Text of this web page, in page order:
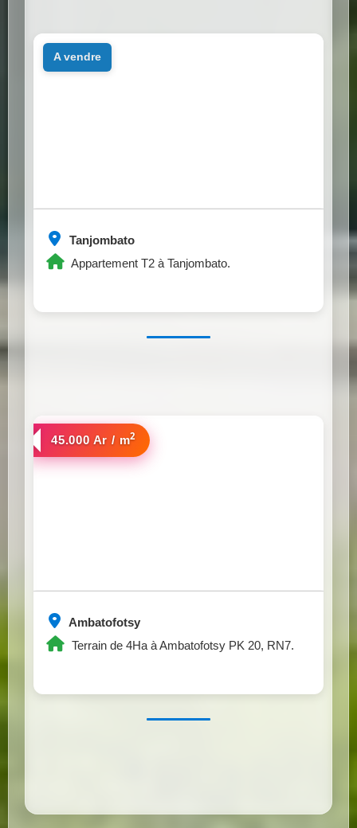
Tanjombato
Appartement T2 à Tanjombato.
a vendre
Ambatofotsy
Terrain de 4Ha à Ambatofotsy PK 20, RN7.
a vendre
45.000 Ar / m2